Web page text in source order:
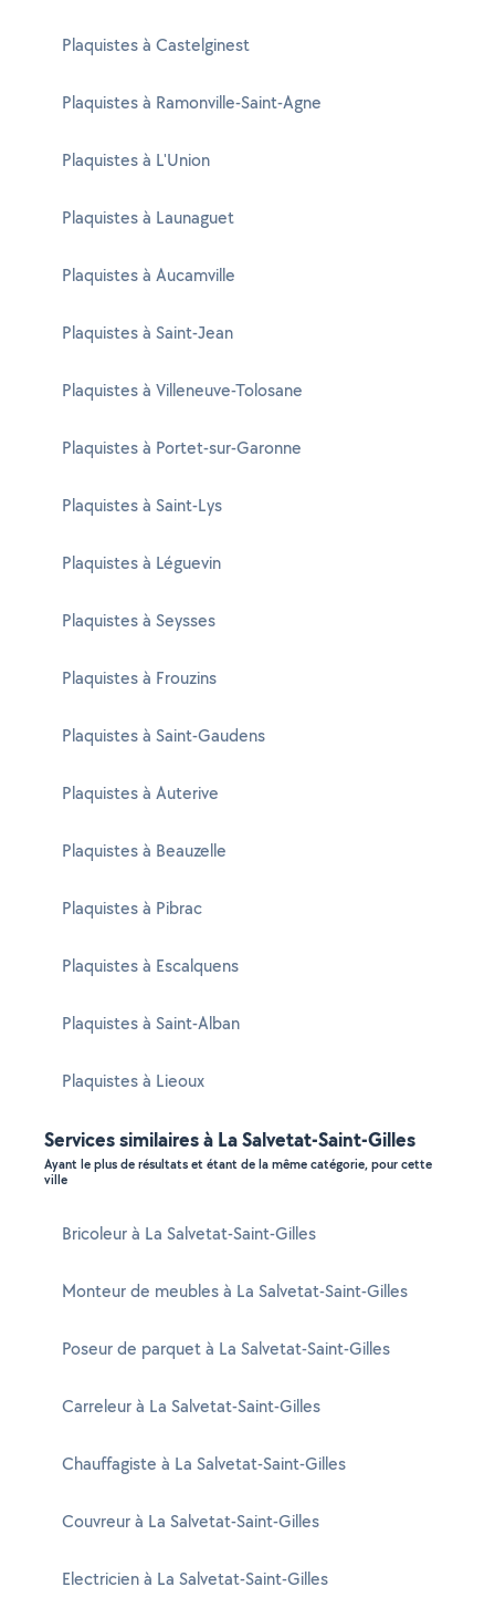
Plaquistes à Castelginest
Plaquistes à Ramonville-Saint-Agne
Plaquistes à L'Union
Plaquistes à Launaguet
Plaquistes à Aucamville
Plaquistes à Saint-Jean
Plaquistes à Villeneuve-Tolosane
Plaquistes à Portet-sur-Garonne
Plaquistes à Saint-Lys
Plaquistes à Léguevin
Plaquistes à Seysses
Plaquistes à Frouzins
Plaquistes à Saint-Gaudens
Plaquistes à Auterive
Plaquistes à Beauzelle
Plaquistes à Pibrac
Plaquistes à Escalquens
Plaquistes à Saint-Alban
Plaquistes à Lieoux
Services similaires à La Salvetat-Saint-Gilles
Ayant le plus de résultats et étant de la même catégorie, pour cette
ville
Bricoleur à La Salvetat-Saint-Gilles
Monteur de meubles à La Salvetat-Saint-Gilles
Poseur de parquet à La Salvetat-Saint-Gilles
Carreleur à La Salvetat-Saint-Gilles
Chauffagiste à La Salvetat-Saint-Gilles
Couvreur à La Salvetat-Saint-Gilles
Electricien à La Salvetat-Saint-Gilles